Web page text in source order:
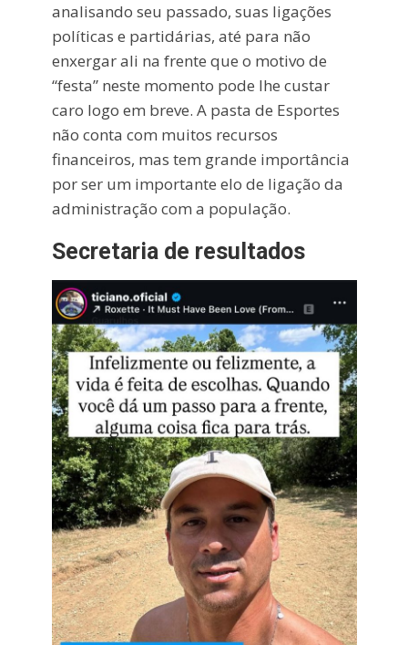
analisando seu passado, suas ligações
políticas e partidárias, até para não
enxergar ali na frente que o motivo de
“festa” neste momento pode lhe custar
caro logo em breve. A pasta de Esportes
não conta com muitos recursos
financeiros, mas tem grande importância
por ser um importante elo de ligação da
administração com a população.
Secretaria de resultados